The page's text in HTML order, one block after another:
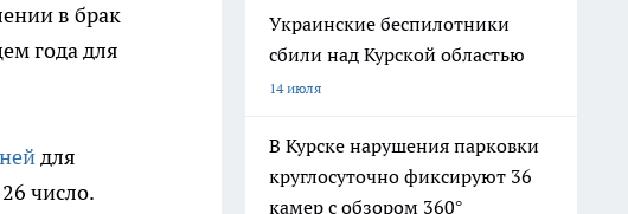
в брак
года для
для
число.
Украинские беспилотники
сбили над Курской областью
14 июля
В Курске нарушения парковки
круглосуточно фиксируют 36
камер с обзором 360°